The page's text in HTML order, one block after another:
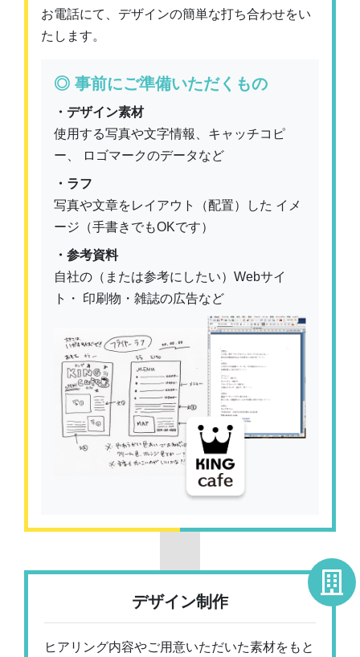
お電話にて、デザインの簡単な打ち合わせをい
たします。
◎ 事前にご準備いただくもの
・デザイン素材
使用する写真や文字情報、キャッチコピ
ー、 ロゴマークのデータなど
・ラフ
写真や文章をレイアウト（配置）した イメ
ージ（手書きでもOKです）
・参考資料
自社の（または参考にしたい）Webサイ
ト・ 印刷物・雑誌の広告など
デザイン制作
ヒアリング内容やご用意いただいた素材をもと